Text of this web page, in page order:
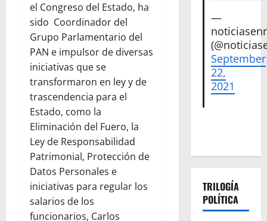
el Congreso del Estado, ha
sido Coordinador del
Grupo Parlamentario del
PAN e impulsor de diversas
iniciativas que se
transformaron en ley y de
trascendencia para el
Estado, como la
Eliminación del Fuero, la
Ley de Responsabilidad
Patrimonial, Protección de
Datos Personales e
iniciativas para regular los
salarios de los
funcionarios, Carlos
—
September
22,
2021
TRILOGÍA
POLÍTICA